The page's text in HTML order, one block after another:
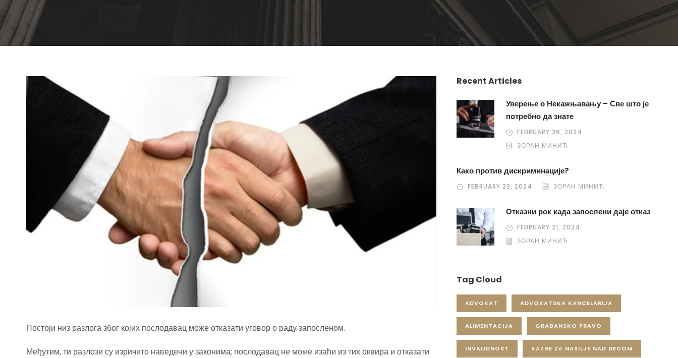
Постоји низ разлога због којих послодавац може отказати уговор о раду запосленом.
Међутим, ти разлози су изричито наведени у законима; послодавац не може изаћи из тих оквира и отказати
Recent Articles
Уверење о Некажњавању – Све што је
потребно да знате
FEBRUARY 26, 2024
ЗОРАН МИНИЋ
Како против дискриминације?
FEBRUARY 23, 2024 ЗОРАН МИНИЋ
Отказни рок када запослени даје отказ
FEBRUARY 21, 2024
ЗОРАН МИНИЋ
Tag Cloud
ADVOKAT ADVOKATSKA KANCELARIJA
ALIMENTACIJA GRAĐANSKO PRAVO
INVALIDNOST KAZNE ZA NASILJE NAD DECOM